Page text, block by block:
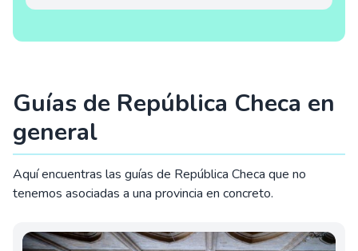
Guías de República Checa en
general
Aquí encuentras las guías de República Checa que no
tenemos asociadas a una provincia en concreto.